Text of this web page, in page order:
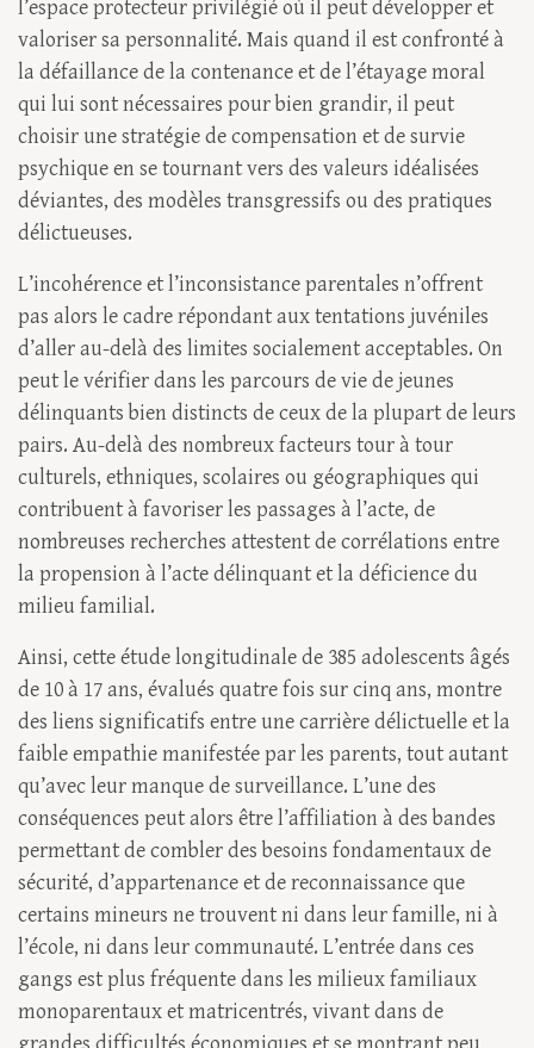
l’espace protecteur privilégié où il peut développer et
valoriser sa personnalité. Mais quand il est confronté à
la défaillance de la contenance et de l’étayage moral
qui lui sont nécessaires pour bien grandir, il peut
choisir une stratégie de compensation et de survie
psychique en se tournant vers des valeurs idéalisées
déviantes, des modèles transgressifs ou des pratiques
délictueuses.
L’incohérence et l’inconsistance parentales n’offrent
pas alors le cadre répondant aux tentations juvéniles
d’aller au-delà des limites socialement acceptables. On
peut le vérifier dans les parcours de vie de jeunes
délinquants bien distincts de ceux de la plupart de leurs
pairs. Au-delà des nombreux facteurs tour à tour
culturels, ethniques, scolaires ou géographiques qui
contribuent à favoriser les passages à l’acte, de
nombreuses recherches attestent de corrélations entre
la propension à l’acte délinquant et la déficience du
milieu familial.
Ainsi, cette étude longitudinale de 385 adolescents âgés
de 10 à 17 ans, évalués quatre fois sur cinq ans, montre
des liens significatifs entre une carrière délictuelle et la
faible empathie manifestée par les parents, tout autant
qu’avec leur manque de surveillance. L’une des
conséquences peut alors être l’affiliation à des bandes
permettant de combler des besoins fondamentaux de
sécurité, d’appartenance et de reconnaissance que
certains mineurs ne trouvent ni dans leur famille, ni à
l’école, ni dans leur communauté. L’entrée dans ces
gangs est plus fréquente dans les milieux familiaux
monoparentaux et matricentrés, vivant dans de